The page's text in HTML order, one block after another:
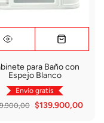
para Baño con
Espejo Blanco
Envío gratis
$139.900,00